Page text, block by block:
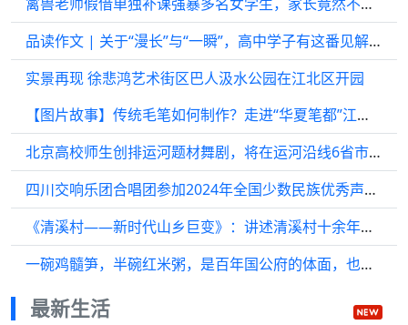
品读作文 | 关于“漫长”与“一瞬”，高中学子有这番见解！
实景再现 徐悲鸿艺术街区巴人汲水公园在江北区开园
【图片故事】传统毛笔如何制作？走进“华夏笔都”江西文港探寻毛笔制作技艺
北京高校师生创排运河题材舞剧，将在运河沿线6省市巡演
四川交响乐团合唱团参加2024年全国少数民族优秀声乐作品展演
《清溪村——新时代山乡巨变》：讲述清溪村十余年产业转型的历史蝶变
一碗鸡髓笋，半碗红米粥，是百年国公府的体面，也是贾母的心酸
最新生活